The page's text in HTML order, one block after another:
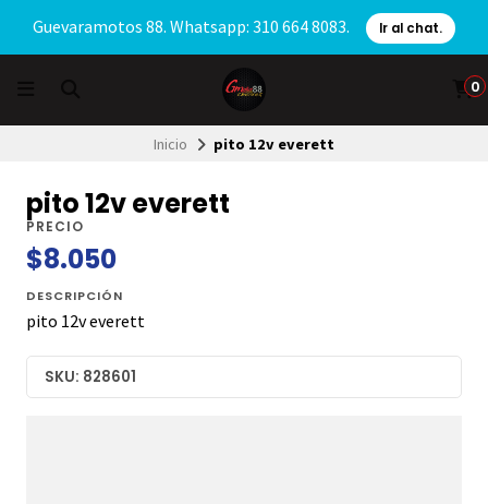
Guevaramotos 88. Whatsapp: 310 664 8083. Ir al chat.
0
Inicio pito 12v everett
pito 12v everett
PRECIO
$8.050
DESCRIPCIÓN
pito 12v everett
SKU: 828601